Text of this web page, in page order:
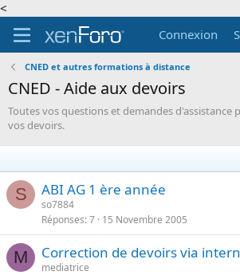
<
Connexion
CNED et autres formations à distance
CNED - Aide aux devoirs
Toutes vos questions et demandes d'assistance
vos devoirs.
S ABI AG 1 ère année
so7884
Réponses 7 15 Novembre 2005
M Correction de devoirs via
mediatrice